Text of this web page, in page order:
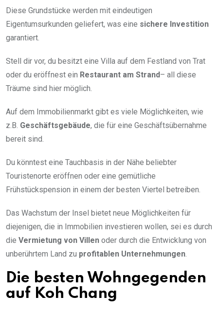
Diese Grundstücke werden mit eindeutigen
Eigentumsurkunden geliefert, was eine sichere Investition
garantiert.
Stell dir vor, du besitzt eine Villa auf dem Festland von Trat
oder du eröffnest ein Restaurant am Strand– all diese
Träume sind hier möglich.
Auf dem Immobilienmarkt gibt es viele Möglichkeiten, wie
z.B. Geschäftsgebäude, die für eine Geschäftsübernahme
bereit sind.
Du könntest eine Tauchbasis in der Nähe beliebter
Touristenorte eröffnen oder eine gemütliche
Frühstückspension in einem der besten Viertel betreiben.
Das Wachstum der Insel bietet neue Möglichkeiten für
diejenigen, die in Immobilien investieren wollen, sei es durch
die Vermietung von Villen oder durch die Entwicklung von
unberührtem Land zu profitablen Unternehmungen
Die besten Wohngegenden
auf Koh Chang